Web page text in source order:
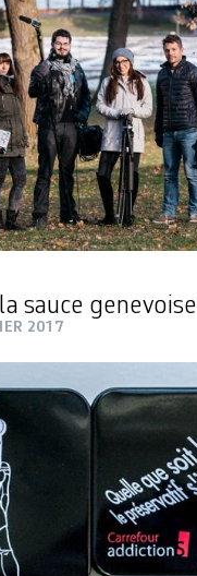
sauce genevoise
2017